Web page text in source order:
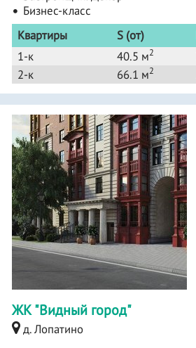
Бизнес-класс
Квартиры
S (от)
1-к
40.5 м2
2-к 66.1 м2
ЖК "Видный город"
д. Лопатино